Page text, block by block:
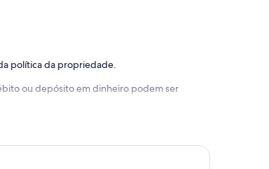
política da propriedade.
ou depósito em dinheiro podem ser